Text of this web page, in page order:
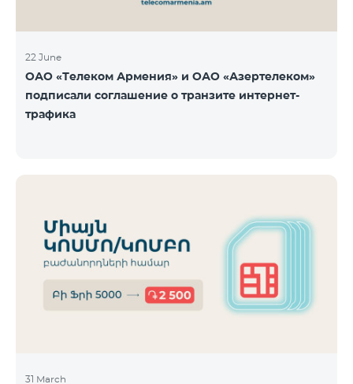
22 June
ОАО «Телеком Армения» и ОАО «Азертелеком»
подписали соглашение о транзите интернет-
трафика
31 March